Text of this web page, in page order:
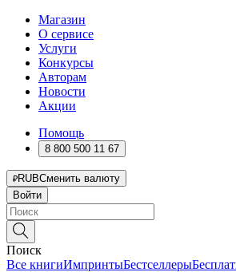
Магазин
О сервисе
Услуги
Конкурсы
Авторам
Новости
Акции
Помощь
8 800 500 11 67
RUBСменить валюту
Войти
Поиск
Все книгиИмпринтыБестселлеры